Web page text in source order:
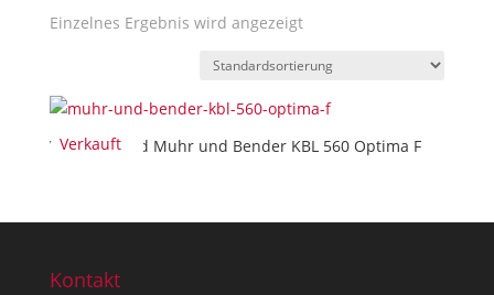
Einzelnes Ergebnis wird angezeigt
Verkauft
Verkauft/Sold Muhr und Bender KBL 560 Optima F
Kontakt